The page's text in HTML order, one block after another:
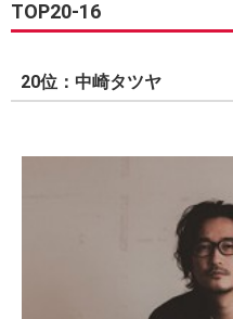
TOP20-16
20位：中崎タツヤ